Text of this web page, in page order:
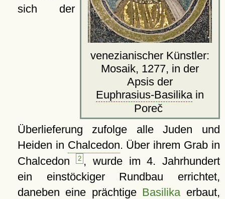
venezianischer Künstler:
Mosaik, 1277, in der
Apsis der
Euphrasius-Basilika in
Poreč
sich der
Überlieferung zufolge alle Juden und
Heiden in Chalcedon. Über ihrem Grab in
Chalcedon 2 , wurde im 4. Jahrhundert
ein einstöckiger Rundbau errichtet,
daneben eine prächtige Basilika erbaut,